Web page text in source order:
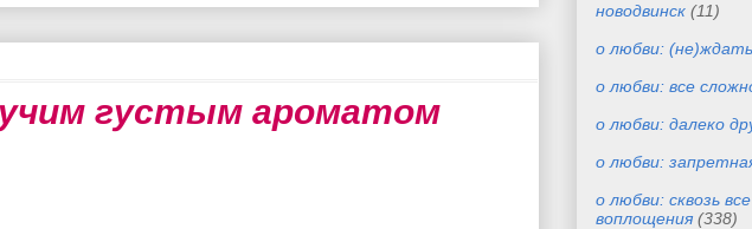
густым ароматом
новодвинск (11)
о любви:
о любви: все
о любви: далеко
о любви:
о любви: сквозь
воплощения (338)